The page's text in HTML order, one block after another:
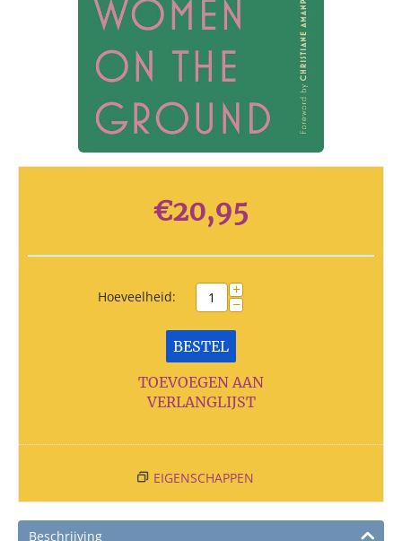
€20,95
Hoeveelheid: +
−
BESTEL
TOEVOEGEN AAN
VERLANGLIJST
EIGENSCHAPPEN
Beschrijving